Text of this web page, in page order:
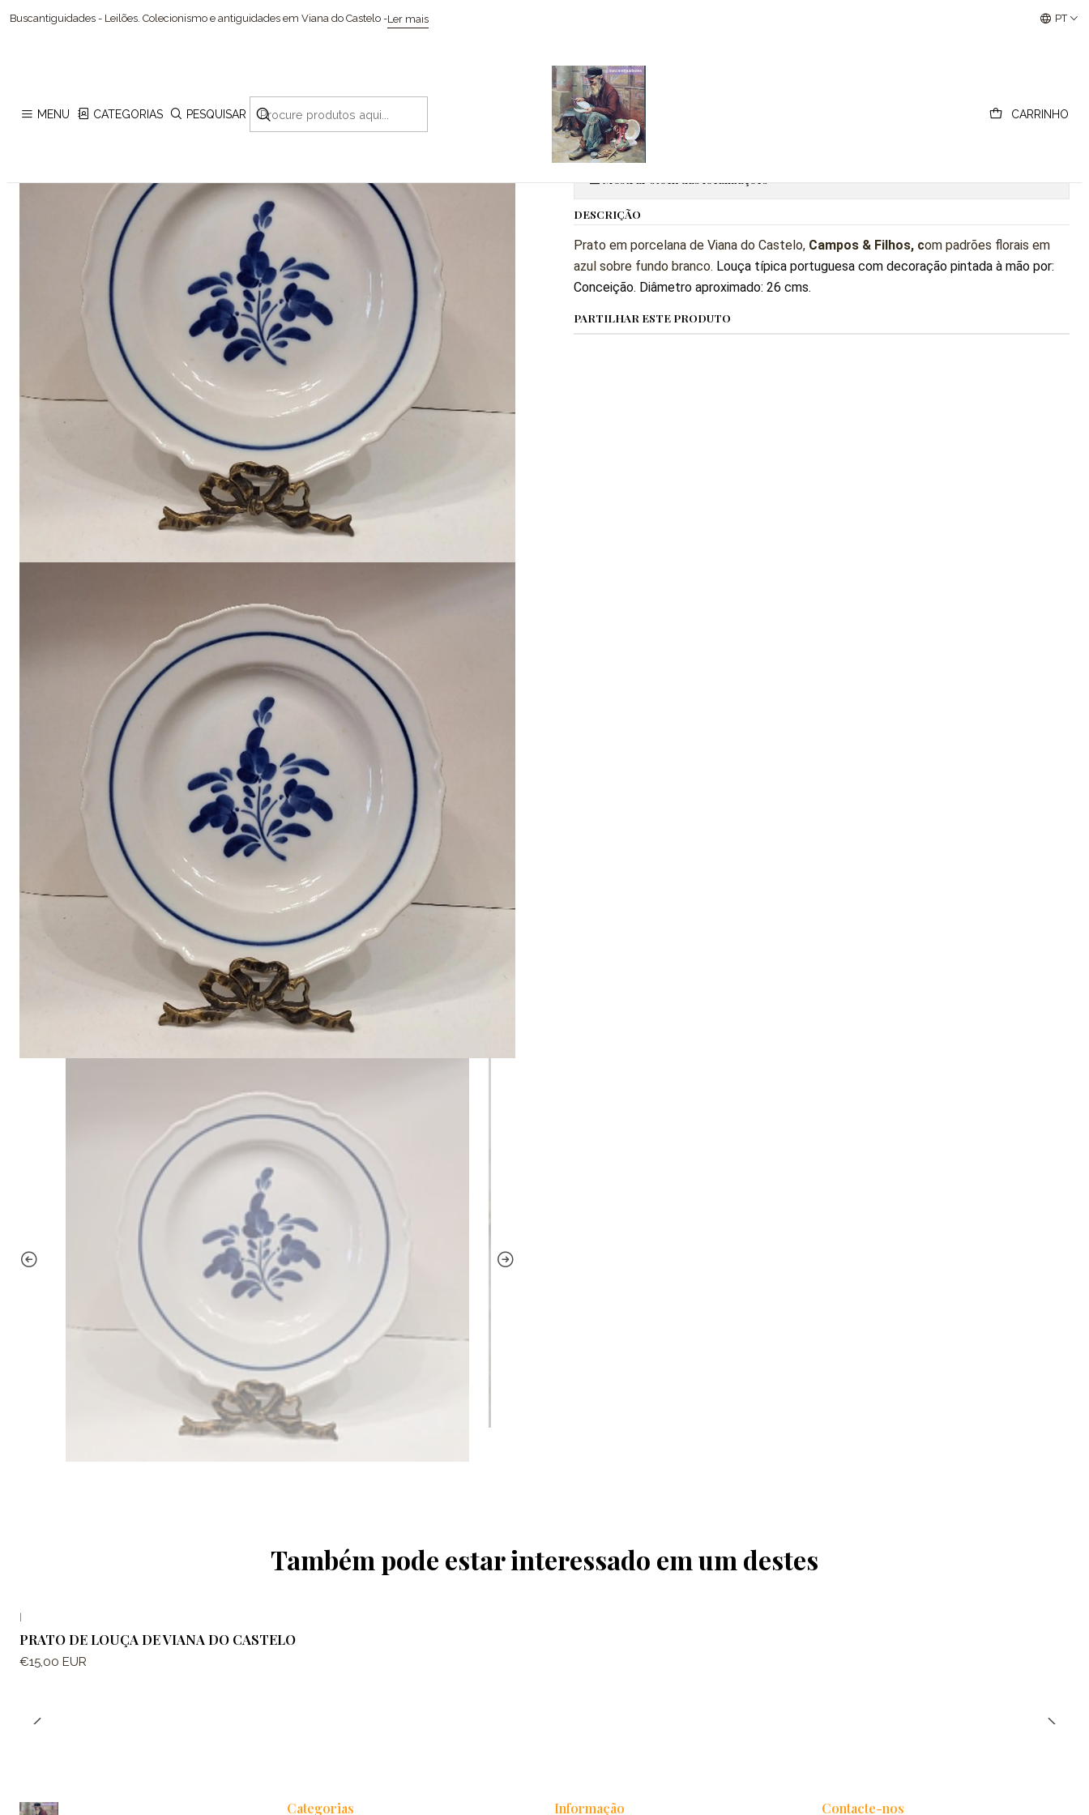
MENU CATEGORIAS PESQUISAR CARRINHO
Buscantiguidades - Leilões. Colecionismo e antiguidades em Viana do Castelo -Ler mais Buscantiguidades - Leilões Colecionismo e PT
Início
|
Prato em louça de Viana do Castelo
Quantidade
Mostrar stock das localizações
DESCRIÇÃO
Prato em porcelana de Viana do Castelo, Campos & Filhos, com padrões florais em
azul sobre fundo branco. Louça típica portuguesa com decoração pintada à mão por:
Conceição. Diâmetro aproximado: 26 cms.
PARTILHAR ESTE PRODUTO
Também pode estar interessado em um destes
PRATO DE LOUÇA DE VIANA DO CASTELO
€15,00 EUR
Categorias Informação Contacte-nos